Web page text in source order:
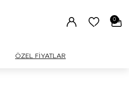
0
ÖZEL FİYATLAR